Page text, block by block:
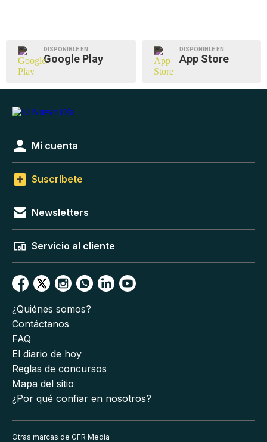
DISPONIBLE EN
Google Play
DISPONIBLE EN
App Store
Mi cuenta
Suscríbete
Newsletters
Servicio al cliente
¿Quiénes somos?
Contáctanos
FAQ
El diario de hoy
Reglas de concursos
Mapa del sitio
¿Por qué confiar en nosotros?
Otras marcas de GFR Media